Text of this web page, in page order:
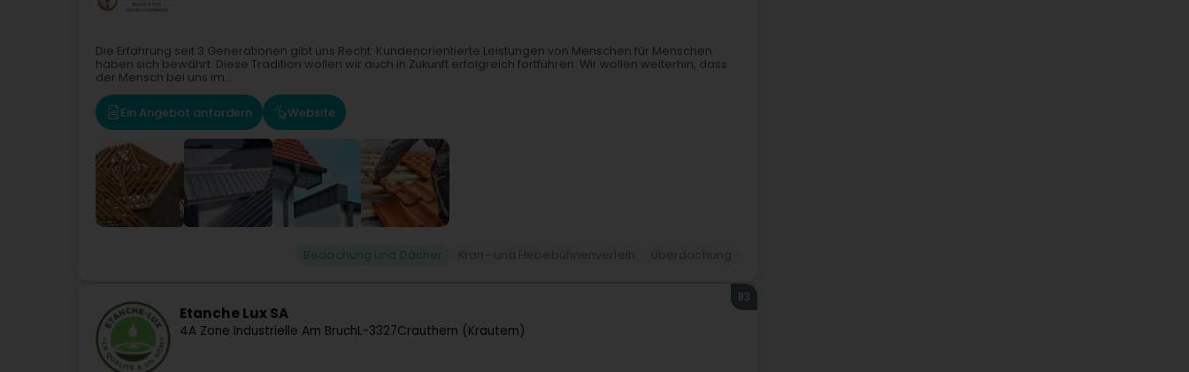
Die Erfahrung seit 3 Generationen gibt uns Recht: Kundenorientierte Leistungen von Menschen für Menschen
haben sich bewährt. Diese Tradition wollen wir auch in Zukunft erfolgreich fortführen. Wir wollen weiterhin, dass
der Mensch bei uns im...
Ein Angebot anfordern Website
Etanche Lux SA
4A Zone Industrielle Am BruchL-3327Crauthem (Krautem)
83